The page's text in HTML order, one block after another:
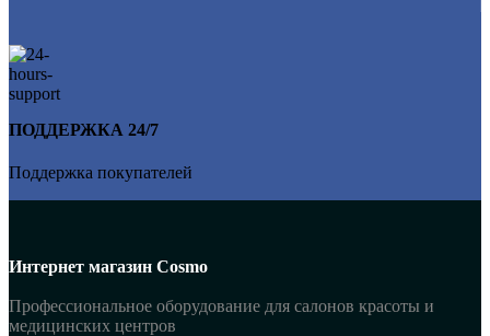
ПОДДЕРЖКА 24/7
Поддержка покупателей
Интернет магазин Cosmo
Профессиональное оборудование для салонов красоты и
медицинских центров